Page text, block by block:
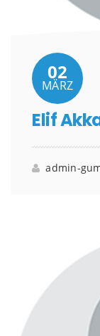
02
MÄRZ
Elif
admin-